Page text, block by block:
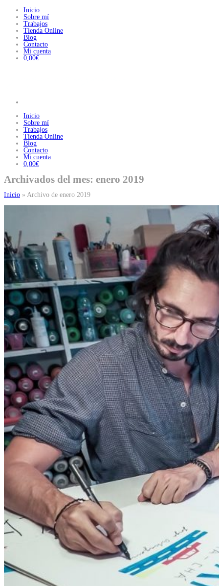
Inicio
Sobre mí
Trabajos
Tienda Online
Blog
Contacto
Mi cuenta
0,00€
Inicio
Sobre mí
Trabajos
Tienda Online
Blog
Contacto
Mi cuenta
0,00€
Archivados del mes: enero 2019
Inicio » Archivo de enero 2019